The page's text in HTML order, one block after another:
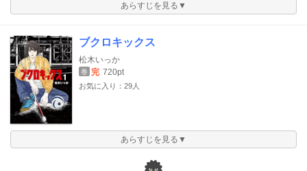
あらすじを見る▼
ブクロキックス
松木いっか
巻 完 720pt
お気に入り：29人
あらすじを見る▼